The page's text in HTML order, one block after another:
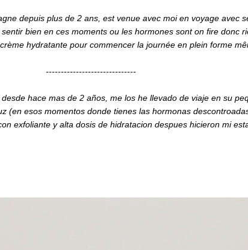
depuis plus de 2 ans, est venue avec moi en voyage avec
bien en ces moments ou les hormones sont on fire donc
hydratante pour commencer la journée en plein forme
------------------------------
hace mas de 2 años, me los he llevado de viaje en su
(en esos momentos donde tienes las hormonas
exfoliante y alta dosis de hidratacion despues hicieron mi